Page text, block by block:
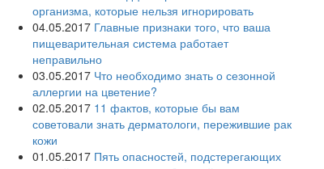
организма, которые нельзя игнорировать
04.05.2017 Главные признаки того, что ваша
пищеварительная система работает
неправильно
03.05.2017 Что необходимо знать о сезонной
аллергии на цветение?
02.05.2017 11 фактов, которые бы вам
советовали знать дерматологи, пережившие рак
кожи
01.05.2017 Пять опасностей, подстерегающих